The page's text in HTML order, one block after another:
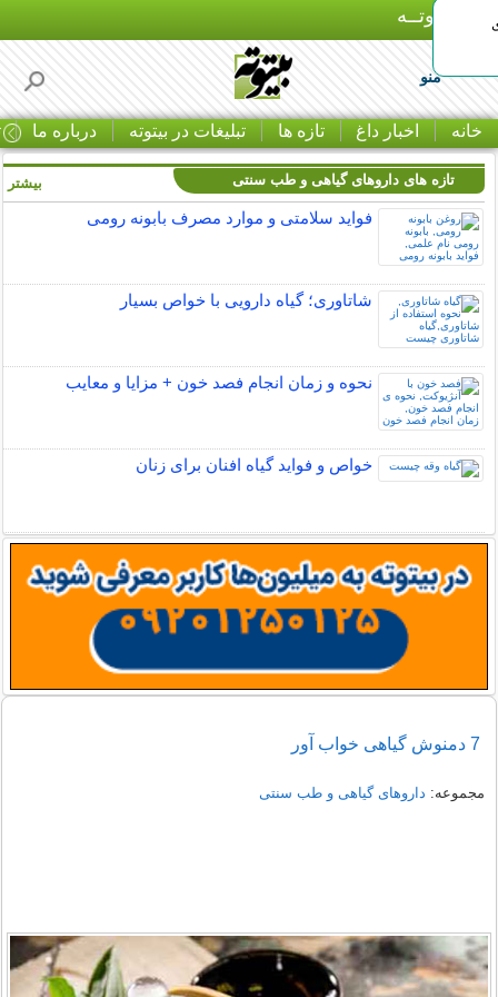
بـیتوتــه
منو
خانه اخبار داغ تازه ها تبلیغات در بیتوته درباره ما
تازه های داروهای گیاهی و طب سنتی
فواید سلامتی و موارد مصرف بابونه رومی
شاتاوری؛ گیاه دارویی با خواص بسیار
نحوه و زمان انجام فصد خون + مزایا و معایب
خواص و فواید گیاه افنان برای زنان
بیشتر
7 دمنوش گیاهی خواب آور
مجموعه: داروهای گیاهی و طب سنتی